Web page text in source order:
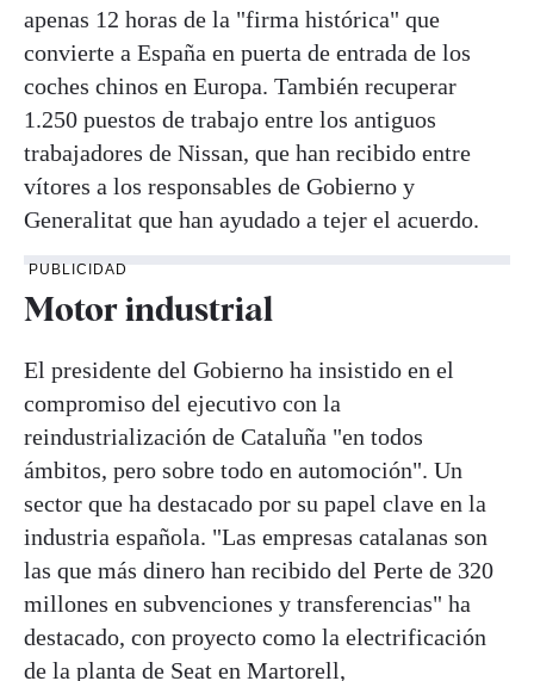
apenas 12 horas de la "firma histórica" que
convierte a España en puerta de entrada de los
coches chinos en Europa. También recuperar
1.250 puestos de trabajo entre los antiguos
trabajadores de Nissan, que han recibido entre
vítores a los responsables de Gobierno y
Generalitat que han ayudado a tejer el acuerdo.
PUBLICIDAD
Motor industrial
El presidente del Gobierno ha insistido en el
compromiso del ejecutivo con la
reindustrialización de Cataluña "en todos
ámbitos, pero sobre todo en automoción". Un
sector que ha destacado por su papel clave en la
industria española. "Las empresas catalanas son
las que más dinero han recibido del Perte de 320
millones en subvenciones y transferencias" ha
destacado, con proyecto como la electrificación
de la planta de Seat en Martorell,